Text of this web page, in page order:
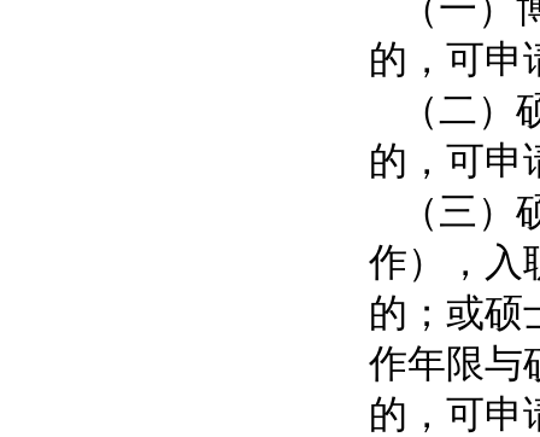
的，可申
（二
的，可申
（三
作），入
的；或硕
作年限与
的，可申